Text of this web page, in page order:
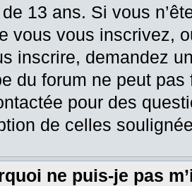
13 ans. Si vous
vous vous inscrivez,
inscrire, demandez
du forum ne peut
pour des
de celles
ne puis-je pas